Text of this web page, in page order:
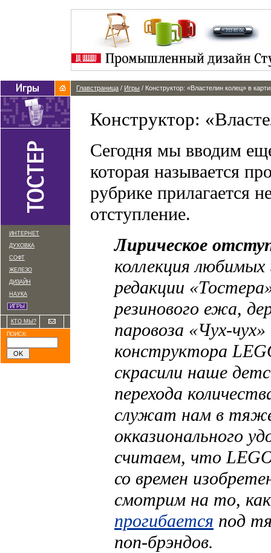
Главстраница / Игры / Конструктор: «Властелин колец» в
ИНТЕРНЕТ
ДУХОВКА
СОФТ
ЖЕЛЕЗО
ДИЗАЙН
НАУКА
ИГРЫ
КТО МЫ?
ПОИСК:
Конструктор:
Сегодня мы вводим
которая называется
рубрике прилагается
отступление.
Лирическое
коллекция
редакции
резинового ежа,
паровоза «Чух-
конструктора
скрасили наше
перехода
служат нам в
окказионального
считаем, что
со времен
смотрим на то, как
прогибается под
поп-брэндов.